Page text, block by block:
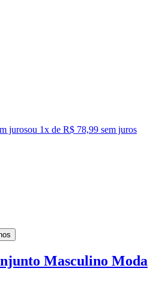
jurosou 1x de R$ 78,99 sem juros
Masculino Moda